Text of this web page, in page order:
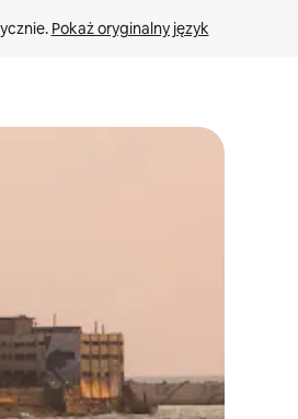
Pokaż oryginalny język